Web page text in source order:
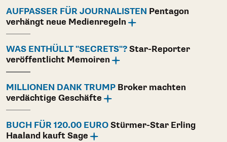
AUFPASSER FÜR JOURNALISTEN Pentagon
verhängt neue Medienregeln
WAS ENTHÜLLT "SECRETS"? Star-Reporter
veröffentlicht Memoiren
MILLIONEN DANK TRUMP Broker machten
verdächtige Geschäfte
BUCH FÜR 120.00 EURO Stürmer-Star Erling
Haaland kauft Sage